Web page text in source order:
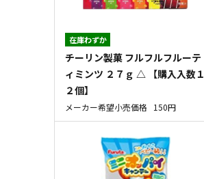
在庫わずか
チーリン製菓 フルフルフルーテ
ィミンツ ２７ｇ △ 【購入入数１
２個】
メーカー希望小売価格 150円